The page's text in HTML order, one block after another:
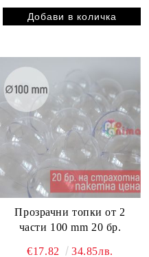
Прозрачни топки от 2
части 100 mm 20 бр.
€17.82 34.85лв.